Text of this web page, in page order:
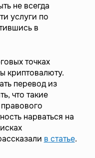
не всегда
услуги по
в
точках
криптовалюту.
перевод из
что такие
нарваться на
в статье.